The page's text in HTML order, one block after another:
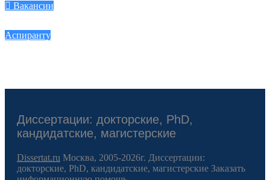
Вакансии
Аспиранту
Диссертации: докторские, PhD,
кандидатские, магистерские
Dissertat.ru Москва, 2005-2026г. Диссертации:
докторские, PhD, кандидатские, магистерские Заказать